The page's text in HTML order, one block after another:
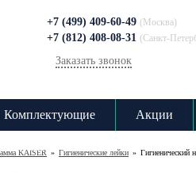
+7 (499) 409-60-49 (Москва)
+7 (812) 408-08-31 (Санкт-
Заказать звонок
Комплектующие Акции
KAISER » Гигиенические лейки » Гигиенический